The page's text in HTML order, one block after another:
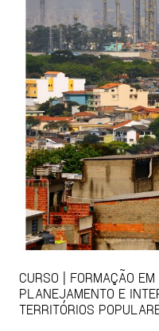
CURSO | FORMAÇÃO
PLANEJAMENTO E
TERRITÓRIOS